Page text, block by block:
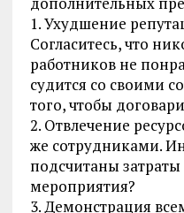
1. Ухудшение
Согласитесь, что
работников не
судится со своими
того, чтобы
2. Отвлечение
же сотрудниками.
подсчитаны
мероприятия?
3. Демонстрация